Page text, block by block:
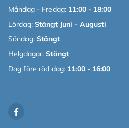
Måndag - Fredag: 11:00 - 18:00
Lördag: Stängt Juni - Augusti
Söndag: Stängt
Helgdagar: Stängt
Dag före röd dag: 11:00 - 16:00